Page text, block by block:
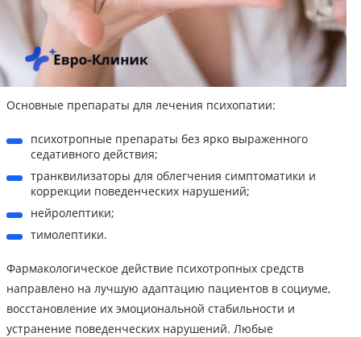
Основные препараты для лечения психопатии:
психотропные препараты без ярко выраженного
седативного действия;
транквилизаторы для облегчения симптоматики и
коррекции поведенческих нарушений;
нейролептики;
тимолептики.
Фармакологическое действие психотропных средств
направлено на лучшую адаптацию пациентов в социуме,
восстановление их эмоциональной стабильности и
устранение поведенческих нарушений. Любые